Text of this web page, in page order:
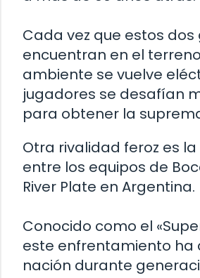
Cada vez que estos
encuentran en el
ambiente se vuelve
jugadores se desafían
para obtener la
Otra rivalidad feroz es
entre los equipos de
River Plate en Argentina.
Conocido como el
este enfrentamiento ha
nación durante